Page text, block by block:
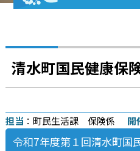
清水町国民健康保
担当 ：町民生活課 保険係 開
令和7年度第１回清水町国